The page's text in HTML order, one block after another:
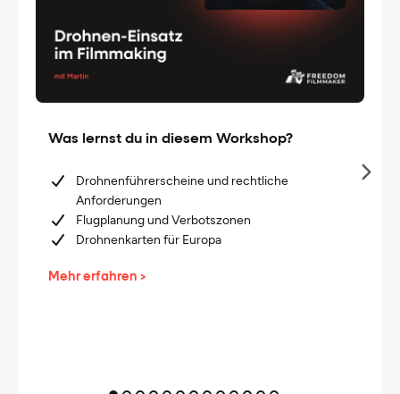
Was lernst du in diesem Workshop?
Drohnenführerscheine und rechtliche
Anforderungen
Flugplanung und Verbotszonen
Drohnenkarten für Europa
Mehr erfahren >